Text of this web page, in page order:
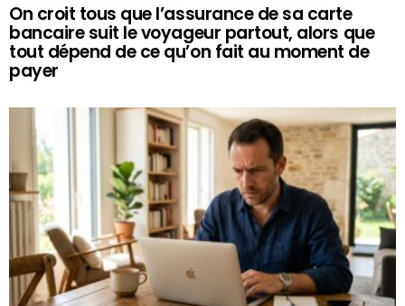
On croit tous que l’assurance de sa carte
bancaire suit le voyageur partout, alors que
tout dépend de ce qu’on fait au moment de
payer